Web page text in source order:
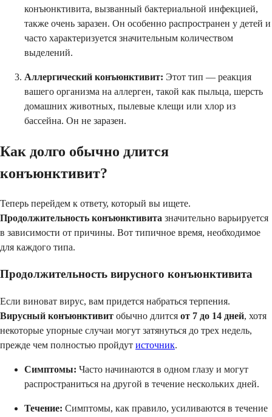
конъюнктивита, вызванный бактериальной инфекцией,
также очень заразен. Он особенно распространен у детей и
часто характеризуется значительным количеством
выделений.
Аллергический конъюнктивит: Этот тип — реакция
вашего организма на аллерген, такой как пыльца, шерсть
домашних животных, пылевые клещи или хлор из
бассейна. Он не заразен.
Как долго обычно длится
конъюнктивит?
Теперь перейдем к ответу, который вы ищете.
Продолжительность конъюнктивита значительно варьируется
в зависимости от причины. Вот типичное время, необходимое
для каждого типа.
Продолжительность вирусного конъюнктивита
Если виноват вирус, вам придется набраться терпения.
Вирусный конъюнктивит обычно длится от 7 до 14 дней, хотя
некоторые упорные случаи могут затянуться до трех недель,
прежде чем полностью пройдут источник.
Симптомы: Часто начинаются в одном глазу и могут
распространиться на другой в течение нескольких дней.
Течение: Симптомы, как правило, усиливаются в течение